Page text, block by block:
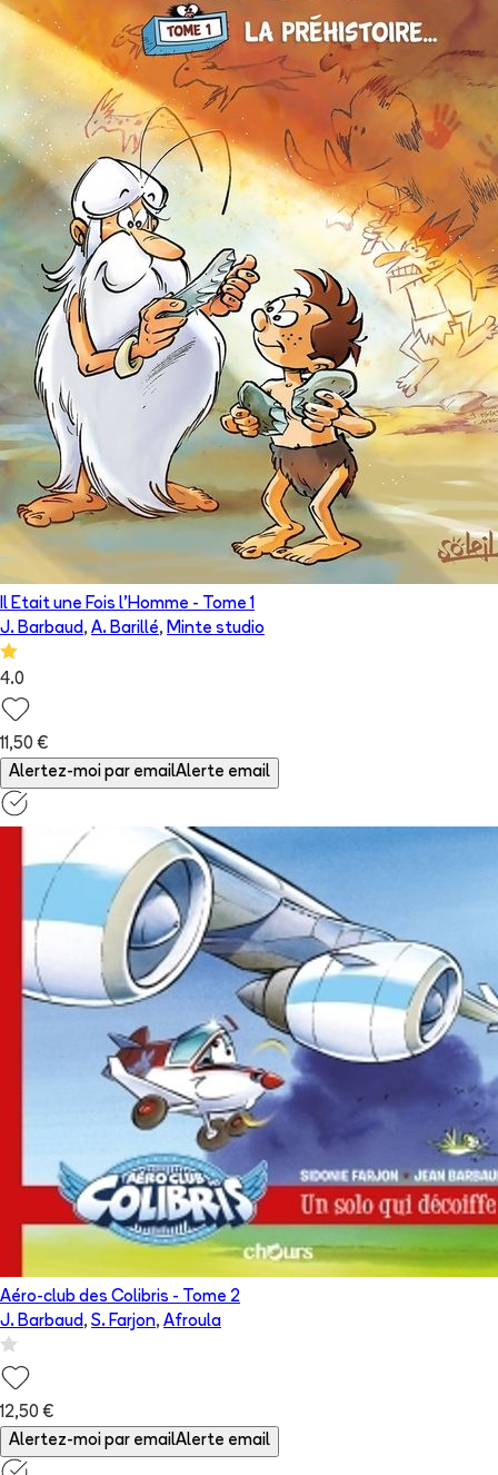
Il Etait une Fois l'Homme - Tome 1
J. Barbaud, A. Barillé, Minte studio
4.0
11,50 €
Alertez-moi par emailAlerte email
Aéro-club des Colibris - Tome 2
J. Barbaud, S. Farjon, Afroula
12,50 €
Alertez-moi par emailAlerte email